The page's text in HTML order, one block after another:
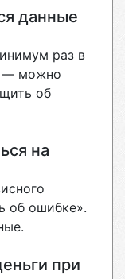
данные
раз в
— можно
об
на
об ошибке».
при